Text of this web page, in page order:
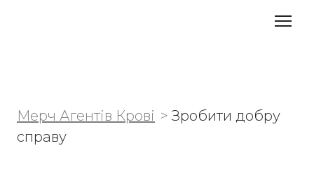
Мерч Агентів Крові
Зробити добру
справу